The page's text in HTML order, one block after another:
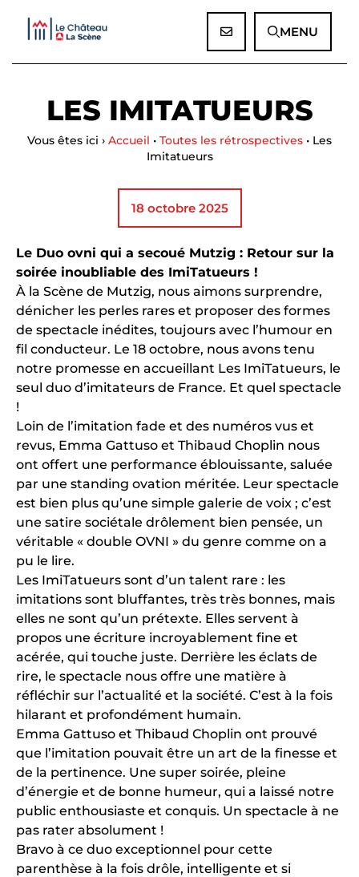
MENU
LES IMITATUEURS
Vous êtes ici › Accueil • Toutes les rétrospectives • Les
Imitatueurs
18 octobre 2025
Le Duo ovni qui a secoué Mutzig : Retour sur la
soirée inoubliable des ImiTatueurs !
À la Scène de Mutzig, nous aimons surprendre,
dénicher les perles rares et proposer des formes
de spectacle inédites, toujours avec l’humour en
fil conducteur. Le 18 octobre, nous avons tenu
notre promesse en accueillant Les ImiTatueurs, le
seul duo d’imitateurs de France. Et quel spectacle
!
Loin de l’imitation fade et des numéros vus et
revus, Emma Gattuso et Thibaud Choplin nous
ont offert une performance éblouissante, saluée
par une standing ovation méritée. Leur spectacle
est bien plus qu’une simple galerie de voix ; c’est
une satire sociétale drôlement bien pensée, un
véritable « double OVNI » du genre comme on a
pu le lire.
Les ImiTatueurs sont d’un talent rare : les
imitations sont bluffantes, très très bonnes, mais
elles ne sont qu’un prétexte. Elles servent à
propos une écriture incroyablement fine et
acérée, qui touche juste. Derrière les éclats de
rire, le spectacle nous offre une matière à
réfléchir sur l’actualité et la société. C’est à la fois
hilarant et profondément humain.
Emma Gattuso et Thibaud Choplin ont prouvé
que l’imitation pouvait être un art de la finesse et
de la pertinence. Une super soirée, pleine
d’énergie et de bonne humeur, qui a laissé notre
public enthousiaste et conquis. Un spectacle à ne
pas rater absolument !
Bravo à ce duo exceptionnel pour cette
parenthèse à la fois drôle, intelligente et si
Panneau de gestion des cookies